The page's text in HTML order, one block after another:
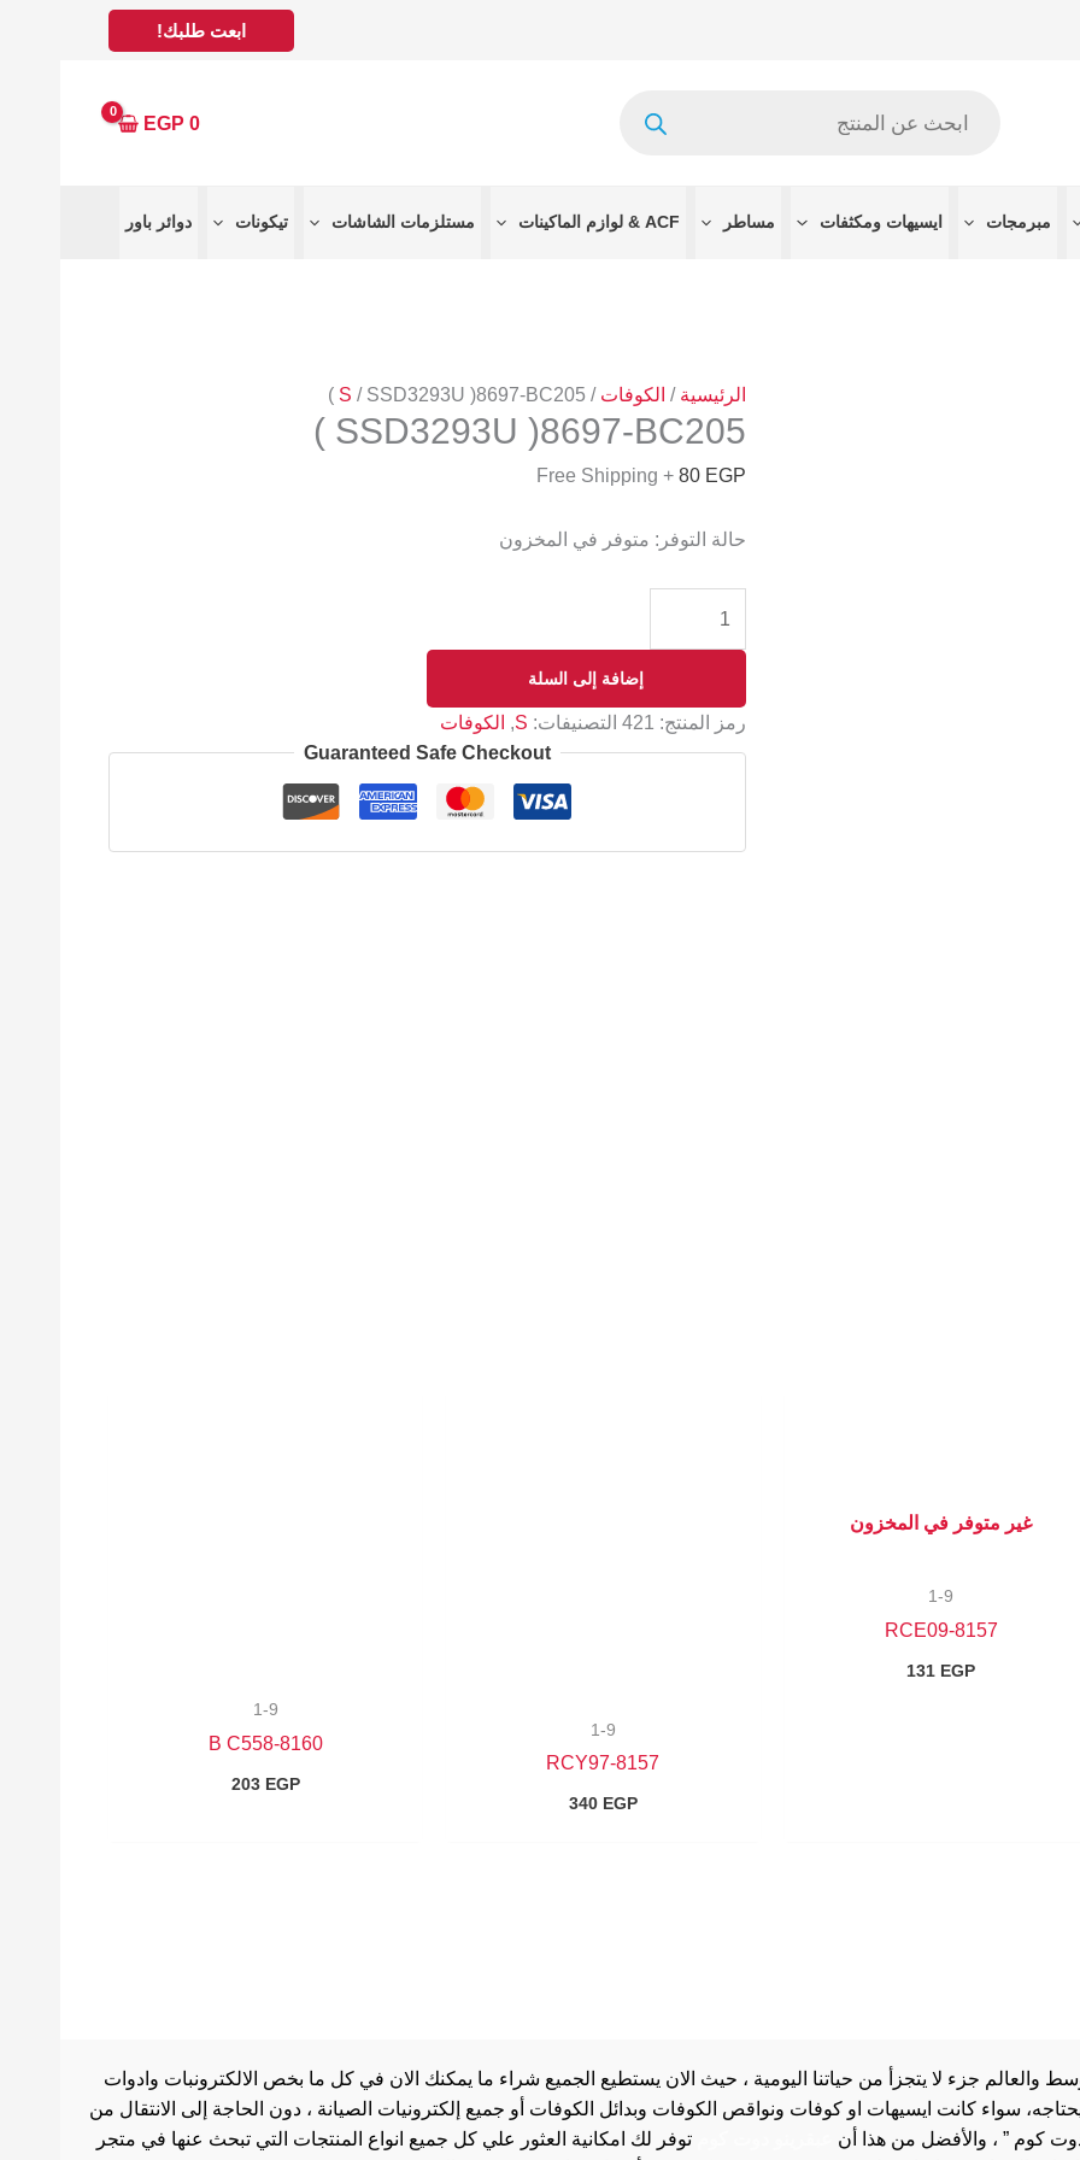
ابعت طلبك!
0
EGP
مبرمجات ايسيهات ومكثفات مساطر ACF & لوازم الماكينات مستلزمات الشاشات تيكونات دوائر باور
الرئيسية / الكوفات /
S / SSD3293U )8697-BC205 )
SSD3293U )8697-BC205 )
80 EGP
+ Free Shipping
حالة التوفر: متوفر في المخزون
إضافة إلى السلة
رمز المنتج: 421 التصنيفات: S
, الكوفات
Guaranteed Safe Checkout
غير متوفر في المخزون
1-9
8157-RCE09
131 EGP
1-9
8157-RCY97
340 EGP
1-9
8160-B C558
203 EGP
جزء لا يتجزأ من حياتنا اليومية ، حيث الان يستطيع الجميع شراء ما يمكنك الان في كل ما بخص الالكترونبات وادوات
سواء كانت ايسيهات او كوفات ونواقص الكوفات وبدائل الكوفات أو جميع إلكترونيات الصيانة ، دون الحاجة إلى الانتقال من
كوم ” ، والأفضل من هذا أن
توفر لك امكانية العثور علي كل جميع انواع المنتجات التي تبحث عنها في متجر